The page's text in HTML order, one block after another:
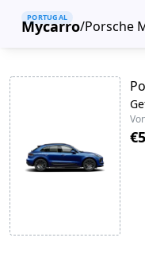
Mycarro
PORTUGAL
/Porsche